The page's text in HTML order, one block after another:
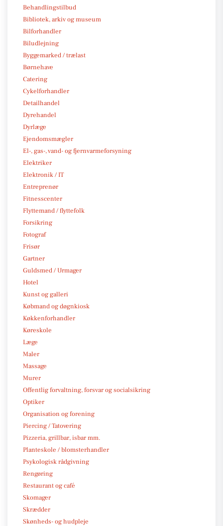
Behandlingstilbud
Bibliotek, arkiv og museum
Bilforhandler
Biludlejning
Byggemarked / trælast
Børnehave
Catering
Cykelforhandler
Detailhandel
Dyrehandel
Dyrlæge
Ejendomsmægler
El-, gas-, vand- og fjernvarmeforsyning
Elektriker
Elektronik / IT
Entreprenør
Fitnesscenter
Flyttemand / flyttefolk
Forsikring
Fotograf
Frisør
Gartner
Guldsmed / Urmager
Hotel
Kunst og galleri
Købmand og døgnkiosk
Køkkenforhandler
Køreskole
Læge
Maler
Massage
Murer
Offentlig forvaltning, forsvar og socialsikring
Optiker
Organisation og forening
Piercing / Tatovering
Pizzeria, grillbar, isbar mm.
Planteskole / blomsterhandler
Psykologisk rådgivning
Rengøring
Restaurant og café
Skomager
Skrædder
Skønheds- og hudpleje